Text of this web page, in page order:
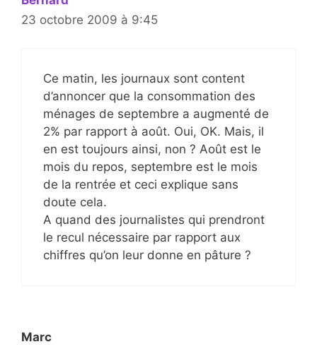
23 octobre 2009 à 9:45
Ce matin, les journaux sont content
d’annoncer que la consommation des
ménages de septembre a augmenté de
2% par rapport à août. Oui, OK. Mais, il
en est toujours ainsi, non ? Août est le
mois du repos, septembre est le mois
de la rentrée et ceci explique sans
doute cela.
A quand des journalistes qui prendront
le recul nécessaire par rapport aux
chiffres qu’on leur donne en pâture ?
Marc